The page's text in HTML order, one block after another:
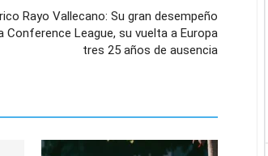
Rayo Vallecano: Su gran desempeño
Conference League, su vuelta a Europa
tres 25 años de ausencia